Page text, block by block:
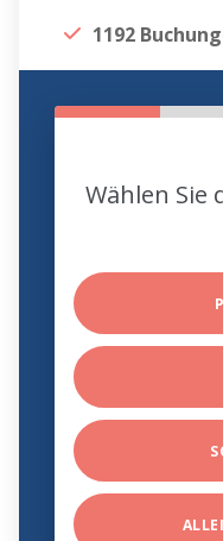
1192
Wählen Sie